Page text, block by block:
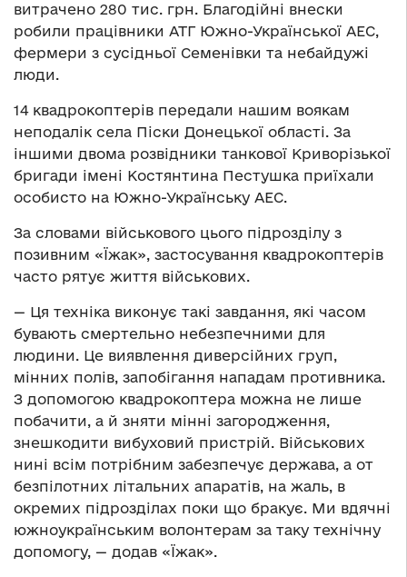
витрачено 280 тис. грн. Благодійні внески
робили працівники АТГ Южно-Української АЕС,
фермери з сусідньої Семенівки та небайдужі
люди.
14 квадрокоптерів передали нашим воякам
неподалік села Піски Донецької області. За
іншими двома розвідники танкової Криворізької
бригади імені Костянтина Пестушка приїхали
особисто на Южно-Українську АЕС.
За словами військового цього підрозділу з
позивним «Їжак», застосування квадрокоптерів
часто рятує життя військових.
— Ця техніка виконує такі завдання, які часом
бувають смертельно небезпечними для
людини. Це виявлення диверсійних груп,
мінних полів, запобігання нападам противника.
З допомогою квадрокоптера можна не лише
побачити, а й зняти мінні загородження,
знешкодити вибуховий пристрій. Військових
нині всім потрібним забезпечує держава, а от
безпілотних літальних апаратів, на жаль, в
окремих підрозділах поки що бракує. Ми вдячні
южноукраїнським волонтерам за таку технічну
допомогу, — додав «Їжак».